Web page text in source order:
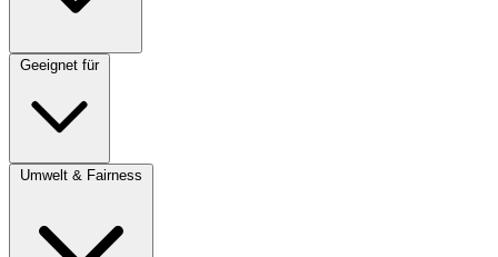
Geeignet für
Umwelt & Fairness